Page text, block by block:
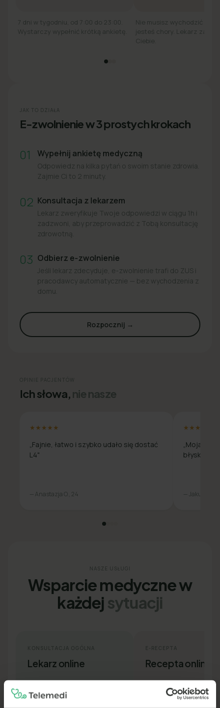
7 dni w tygodniu, od 7:00 do 23:00.
Wystarczy wypełnić krótką ankietę.
Nie musisz wychodzić z
jesteś chory. Lekarz
Ciebie.
JAK TO DZIAŁA
E-zwolnienie w 3 prostych krokach
01 Wypełnij ankietę medyczną
Odpowiedz na kilka pytań o swoim stanie zdrowia.
Zajmie Ci to 2 minuty.
02 Konsultacja z lekarzem
Lekarz zweryfikuje Twoje odpowiedzi w ciągu 1h i
zadzwoni, aby przeprowadzić z Tobą konsultację
zdrowotną.
03 Odbierz e-zwolnienie
Jeśli lekarz zdecyduje, e-zwolnienie trafi do ZUS i
pracodawcy automatycznie — bez wychodzenia z
domu.
Rozpocznij →
OPINIE PACJENTÓW
Ich słowa,nie nasze
★★★★★
„Fajnie, łatwo i szybko udało się dostać
L4"
— Anastazja O., 24
★★★★★
„Moja
— Jakub L., 31
NASZE USŁUGI
Wsparcie medyczne w
każdej sytuacji
Lekarz online
E-RECEPTA
Recepta online